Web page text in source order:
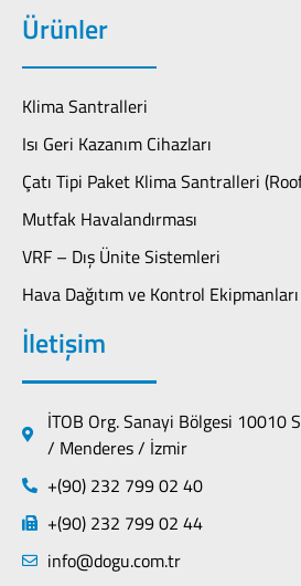
Ürünler
Klima Santralleri
Isı Geri Kazanım Cihazları
Çatı Tipi Paket Klima Santralleri
Mutfak Havalandırması
VRF – Dış Ünite Sistemleri
Hava Dağıtım ve Kontrol Ekipmanları
İletişim
İTOB Org. Sanayi Bölgesi 10010
/ Menderes / İzmir
+(90) 232 799 02 40
+(90) 232 799 02 44
info@dogu.com.tr